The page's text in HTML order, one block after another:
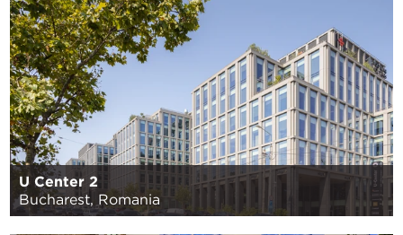
U Center 2
Bucharest, Romania